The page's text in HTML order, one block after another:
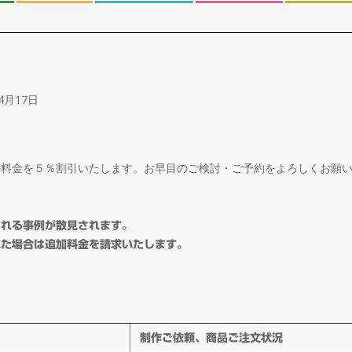
17日
を５％割引いたします。お早目のご検討・ご予約をよろしくお願い
る事例が散見されます。
場合は追加料金を請求いたします。
制作ご依頼、商品ご注文状況